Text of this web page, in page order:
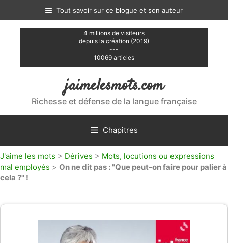
contenu
Tout savoir sur ce blogue et son auteur
4 millions de visiteurs
depuis la création (2019)
---
10069 articles
jaimelesmots.com
Richesse et défense de la langue française
Chapitres
J'aime les mots > Dérives > Mots, locutions ou expressions
mal employés > On ne dit pas : "Que peut-on faire pour palier à
cela ?" !